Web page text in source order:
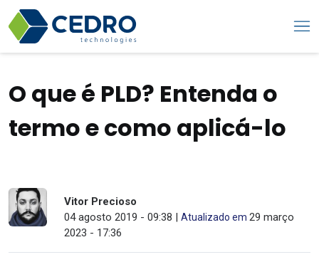
O que é PLD? Entenda o
termo e como aplicá-lo
Vitor Precioso
04 agosto 2019 - 09:38 |Atualizado em29 março
2023 - 17:36